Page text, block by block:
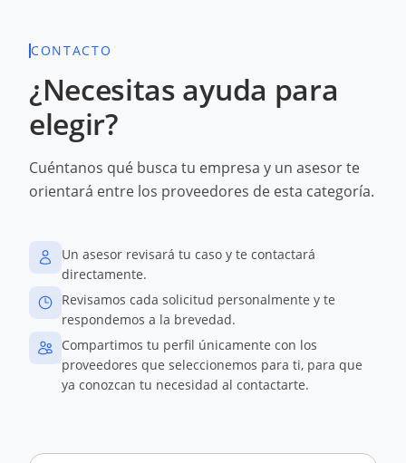
CONTACTO
¿Necesitas ayuda para
elegir?
Cuéntanos qué busca tu empresa y un asesor te
orientará entre los proveedores de esta categoría.
Un asesor revisará tu caso y te contactará
directamente.
Revisamos cada solicitud personalmente y te
respondemos a la brevedad.
Compartimos tu perfil únicamente con los
proveedores que seleccionemos para ti, para que
ya conozcan tu necesidad al contactarte.